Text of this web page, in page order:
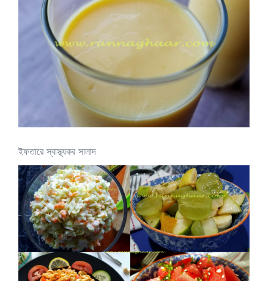
ইফতারে স্বাস্থ্যকর সালাদ